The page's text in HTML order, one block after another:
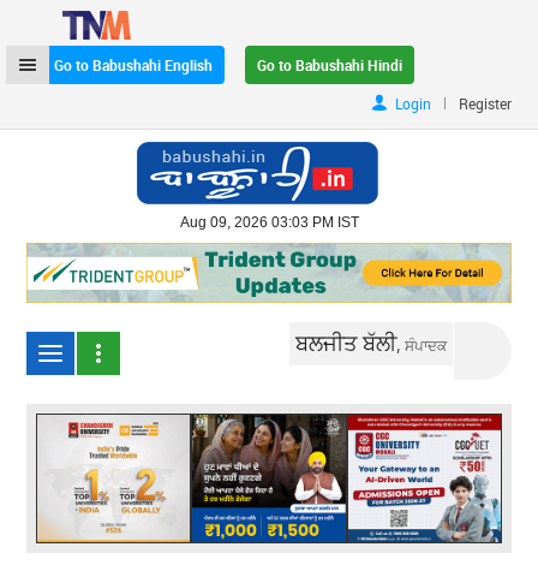
Go to Babushahi English
Go to Babushahi Hindi
Login
| Register
Aug 09, 2026 03:03 PM IST
ਬਲਜੀਤ ਬੱਲੀ,ਸੰਪਾਦਕ